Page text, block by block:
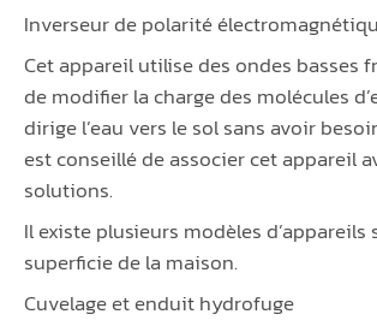
Inverseur de polarité
Cet appareil utilise des ondes basses
de modifier la charge des molécules
dirige l’eau vers le sol sans avoir
est conseillé de associer cet appareil
solutions.
Il existe plusieurs modèles d’appareils
superficie de la maison.
Cuvelage et enduit hydrofuge